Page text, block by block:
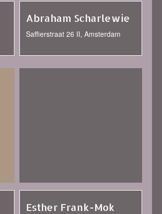
Abraham Scharlewie
Saffierstraat 26 II, Amsterdam
Esther Frank-Mok